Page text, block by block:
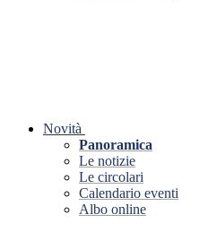
Novità
Panoramica
Le notizie
Le circolari
Calendario eventi
Albo online